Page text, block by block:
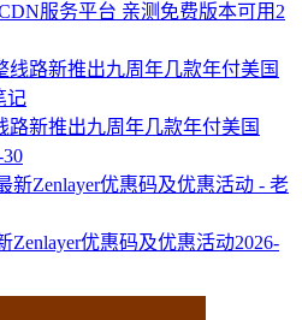
服务平台 亲测免费版本可用2
路新推出九周年几款年付美国
30
Zenlayer优惠码及优惠活动2026-